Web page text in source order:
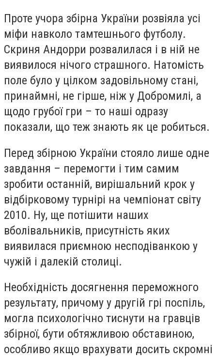
Проте учора збірна України розвіяла усі
міфи навколо тамтешнього футболу.
Скриня Андорри розвалилася і в ній не
виявилося нічого страшного. Натомість
поле було у цілком задовільному стані,
принаймні, не гірше, ніж у Добромилі, а
щодо грубої гри – то наші одразу
показали, що теж знають як це робиться.
Перед збірною України стояло лише одне
завдання – перемогти і тим самим
зробити останній, вирішальний крок у
відбірковому турнірі на чемпіонат світу
2010. Ну, ще потішити наших
вболівальників, присутність яких
виявилася приємною несподіванкою у
чужій і далекій столиці.
Необхідність досягнення переможного
результату, причому у другій грі поспіль,
могла психологічно тиснути на гравців
збірної, бути обтяжливою обставиною,
особливо якщо врахувати досить скромні